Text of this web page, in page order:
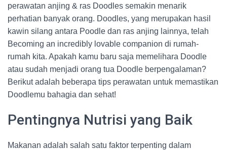
perawatan anjing & ras Doodles semakin menarik
perhatian banyak orang. Doodles, yang merupakan hasil
kawin silang antara Poodle dan ras anjing lainnya, telah
Becoming an incredibly lovable companion di rumah-
rumah kita. Apakah kamu baru saja memelihara Doodle
atau sudah menjadi orang tua Doodle berpengalaman?
Berikut adalah beberapa tips perawatan untuk memastikan
Doodlemu bahagia dan sehat!
Pentingnya Nutrisi yang Baik
Makanan adalah salah satu faktor terpenting dalam